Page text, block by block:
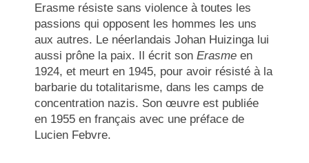
Erasme résiste sans violence à toutes les
passions qui opposent les hommes les uns
aux autres. Le néerlandais Johan Huizinga lui
aussi prône la paix. Il écrit sonErasmeen
1924, et meurt en 1945, pour avoir résisté à la
barbarie du totalitarisme, dans les camps de
concentration nazis. Son œuvre est publiée
en 1955 en français avec une préface de
Lucien Febvre.